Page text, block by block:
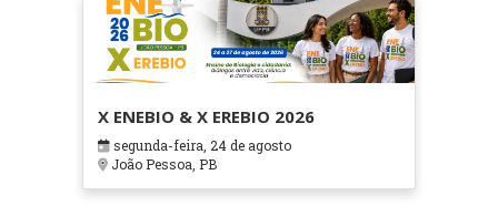
X ENEBIO & X EREBIO 2026
segunda-feira, 24 de agosto
João Pessoa, PB